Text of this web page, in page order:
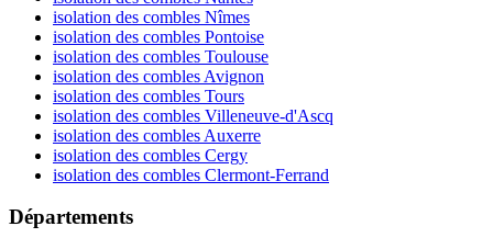
isolation des combles Nîmes
isolation des combles Pontoise
isolation des combles Toulouse
isolation des combles Avignon
isolation des combles Tours
isolation des combles Villeneuve-d'Ascq
isolation des combles Auxerre
isolation des combles Cergy
isolation des combles Clermont-Ferrand
Départements